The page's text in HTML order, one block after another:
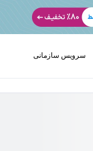
سرویس سازمانی